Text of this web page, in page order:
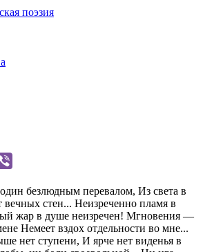
поэзия
безлюдным перевалом, Из света в
вечных стен... Неизреченно пламя в
жар в душе неизречен! Мгновения —
Немеет вздох отдельности во мне...
нет ступени, И ярче нет виденья в